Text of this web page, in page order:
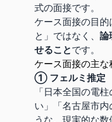
式の面接です。
ケース面接の目
と」ではなく、 論
せることです。
ケース面接の主な
① フェルミ推定
「日本全国の電
い」「名古屋市